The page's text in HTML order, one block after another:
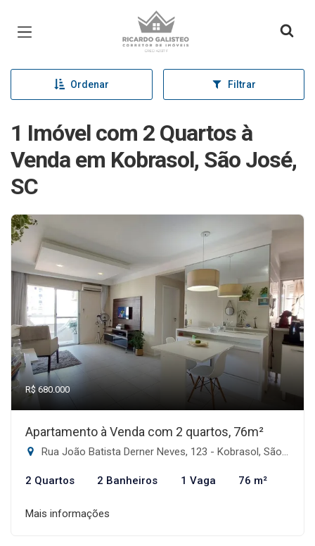
Página inicial
Ordenar Filtrar
1 Imóvel com 2 Quartos à
Venda em Kobrasol, São José,
SC
R$ 680.000
Apartamento à Venda com 2 quartos, 76m²
Rua João Batista Derner Neves, 123 - Kobrasol, São José-SC
2 Quartos 2 Banheiros 1 Vaga 76 m²
Mais informações